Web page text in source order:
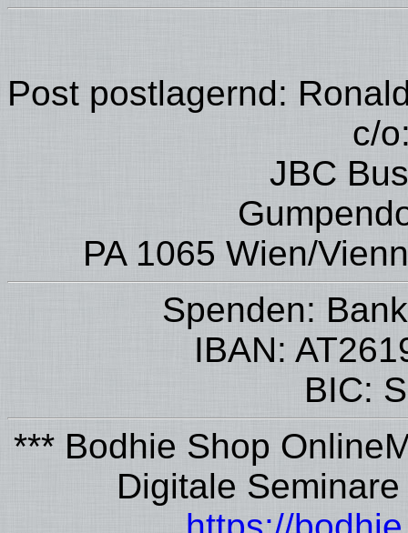
Post postlagernd:
c/
JBC
PA 1065 Wien/
Spenden:
IBAN:
BIC:
*** Bodhie Shop
Digitale